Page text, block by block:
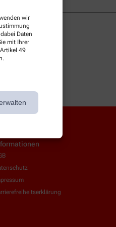
wir
Daten
mit Ihrer
49